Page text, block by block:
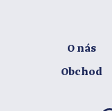
O nás
Obchod